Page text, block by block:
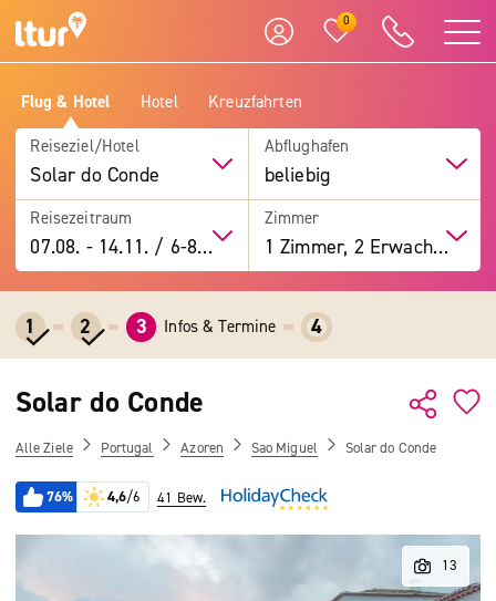
0
Flug & Hotel Hotel Kreuzfahrten
Reiseziel/Hotel
Solar do Conde
Abflughafen
beliebig
Reisezeitraum
07.08. -14.11. / 6-8 Tage
Zimmer
1 Zimmer, 2 Erwachsene
1 2 3 Infos & Termine 4
Solar do Conde
Alle Ziele Portugal Azoren Sao Miguel Solar do Conde
76% 4,6/6 41 Bew.